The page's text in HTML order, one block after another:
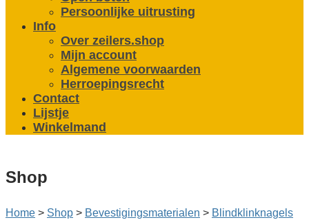
Persoonlijke uitrusting
Info
Over zeilers.shop
Mijn account
Algemene voorwaarden
Herroepingsrecht
Contact
Lijstje
Winkelmand
Shop
Home > Shop > Bevestigings­­materialen > Blind­klink­nagels